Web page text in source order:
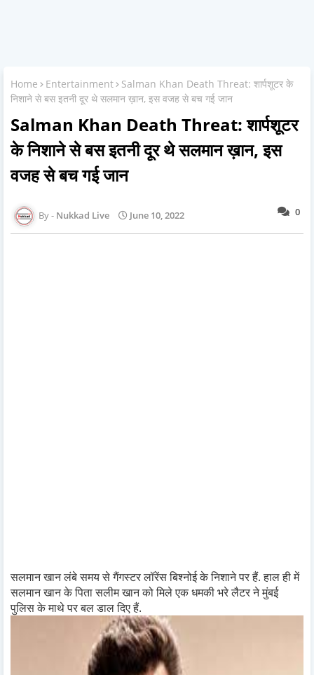
Home Entertainment
Salman Khan Death Threat: शार्पशूटर के
निशाने से बस इतनी दूर थे सलमान ख़ान, इस वजह से बच गई जान
Salman Khan Death Threat: शार्पशूटर
के निशाने से बस इतनी दूर थे सलमान ख़ान, इस
वजह से बच गई जान
0
Nukkad Live June 10, 2022
सलमान खान लंबे समय से गैंगस्टर लॉरेंस बिश्नोई के निशाने पर हैं. हाल ही में
सलमान खान के पिता सलीम खान को मिले एक धमकी भरे लैटर ने मुंबई
पुलिस के माथे पर बल डाल दिए हैं.